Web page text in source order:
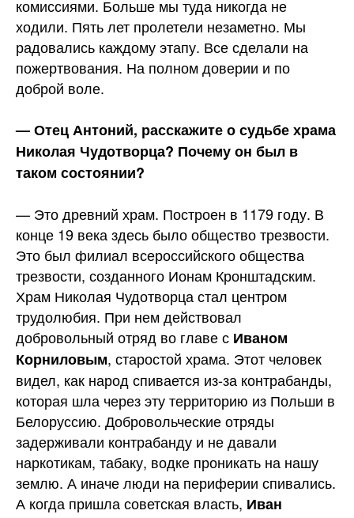
комиссиями. Больше мы туда никогда не
ходили. Пять лет пролетели незаметно. Мы
радовались каждому этапу. Все сделали на
пожертвования. На полном доверии и по
доброй воле.
— Отец Антоний, расскажите о судьбе храма
Николая Чудотворца? Почему он был в
таком состоянии?
— Это древний храм. Построен в 1179 году. В
конце 19 века здесь было общество трезвости.
Это был филиал всероссийского общества
трезвости, созданного Ионам Кронштадским.
Храм Николая Чудотворца стал центром
трудолюбия. При нем действовал
добровольный отряд во главе с Иваном
Корниловым, старостой храма. Этот человек
видел, как народ спивается из-за контрабанды,
которая шла через эту территорию из Польши в
Белоруссию. Добровольческие отряды
задерживали контрабанду и не давали
наркотикам, табаку, водке проникать на нашу
землю. А иначе люди на периферии спивались.
А когда пришла советская власть, Иван